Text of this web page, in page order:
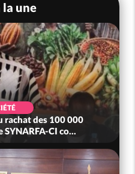
la une
rachat des 100 000
SYNARFA-CI co...